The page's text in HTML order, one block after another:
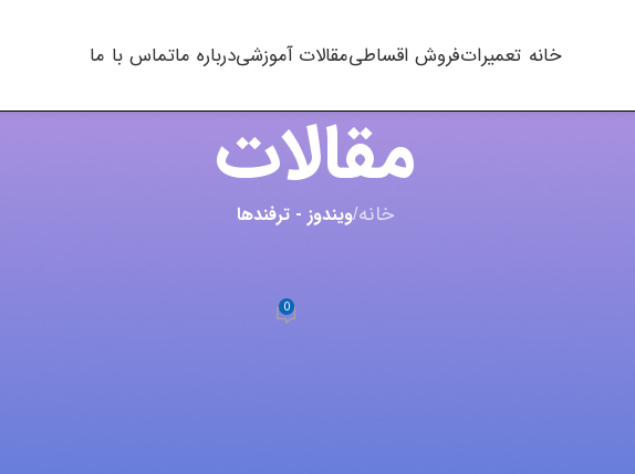
خانه تعمیراتفروش اقساطیمقالات آموزشیدرباره ماتماس با ما
مقالات
خانه/ویندوز - ترفندها
0